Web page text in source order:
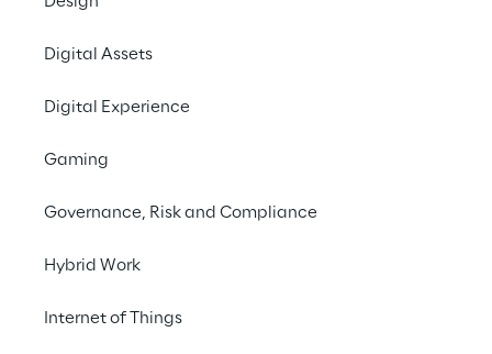
Digital Assets
Digital Experience
Gaming
Governance, Risk and Compliance
Hybrid Work
Internet of Things
From Code To Control: